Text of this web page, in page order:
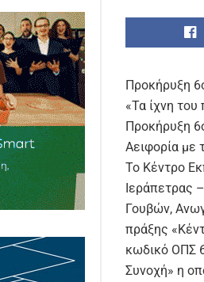
Προκήρυξη
«Τα ίχνη
Προκήρυξη
Αειφορία με
Το Κέντρο
Ιεράπετρας
Γουβών,
πράξης
κωδικό ΟΠΣ
Συνοχή» η